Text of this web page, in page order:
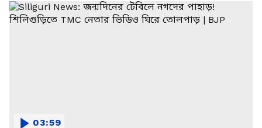
03:59